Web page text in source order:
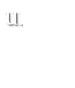
und